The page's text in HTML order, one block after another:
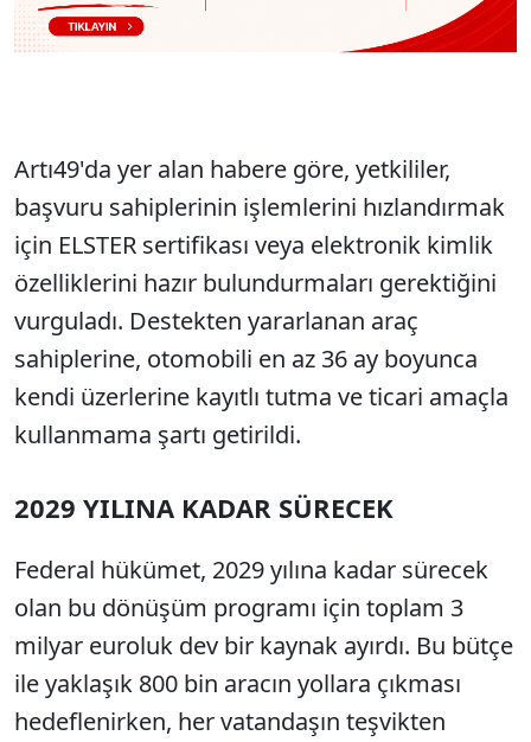
Artı49'da yer alan habere göre, yetkililer,
başvuru sahiplerinin işlemlerini hızlandırmak
için ELSTER sertifikası veya elektronik kimlik
özelliklerini hazır bulundurmaları gerektiğini
vurguladı. Destekten yararlanan araç
sahiplerine, otomobili en az 36 ay boyunca
kendi üzerlerine kayıtlı tutma ve ticari amaçla
kullanmama şartı getirildi.
2029 YILINA KADAR SÜRECEK
Federal hükümet, 2029 yılına kadar sürecek
olan bu dönüşüm programı için toplam 3
milyar euroluk dev bir kaynak ayırdı. Bu bütçe
ile yaklaşık 800 bin aracın yollara çıkması
hedeflenirken, her vatandaşın teşvikten